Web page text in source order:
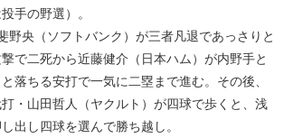
手の野選）。
央（ソフトバンク）が三者凡退であっさりと
で二死から近藤健介（日本ハム）が内野手と
落ちる安打で一気に二塁まで進む。その後、
・山田哲人（ヤクルト）が四球で歩くと、浅
出し四球を選んで勝ち越し。